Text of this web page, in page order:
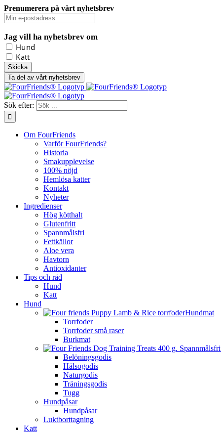
Prenumerera på vårt nyhetsbrev
Jag vill ha nyhetsbrev om
Hund
Katt
Ta del av vårt nyhetsbrev
Sök efter:
Om FourFriends
Varför FourFriends?
Historia
Smakupplevelse
100% nöjd
Hemlösa katter
Kontakt
Nyheter
Ingredienser
Hög kötthalt
Glutenfritt
Spannmålsfri
Fettkällor
Aloe vera
Havtorn
Antioxidanter
Tips och råd
Hund
Katt
Hund
Hundmat
Torrfoder
Torrfoder små raser
Burkmat
Belöningsgodis
Hälsogodis
Naturgodis
Träningsgodis
Tugg
Hundpåsar
Hundpåsar
Luktborttagning
Katt